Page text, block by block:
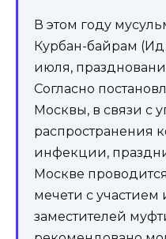
В этом году
Курбан-байрам (Ид
июля,
Согласно
Москвы, в связи с
распространения
инфекции,
Москве
мечети с
заместителей